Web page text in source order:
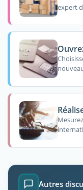
expert
Autres